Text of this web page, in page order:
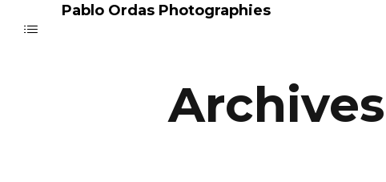
Pablo Ordas Photographies